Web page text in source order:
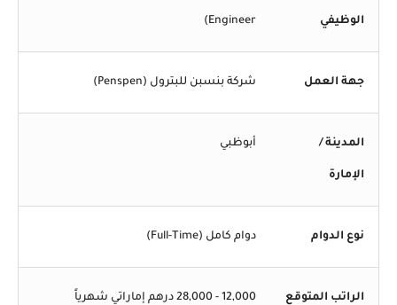
الوظيفي Engineer)
جهة العمل شركة بنسبن للبترول (Penspen)
المدينة /
الإمارة
أبوظبي
نوع الدوام دوام كامل (Full-Time)
الراتب المتوقع 12,000 - 28,000 درهم إماراتي شهرياً